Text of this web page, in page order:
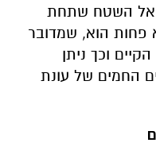
אל השטח שתחת
פחות הוא, שמדובר
וכך ניתן
החמים של עונת